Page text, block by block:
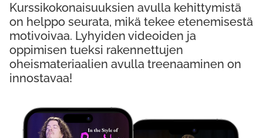
Kurssikokonaisuuksien avulla kehittymistä
on helppo seurata, mikä tekee etenemisestä
motivoivaa. Lyhyiden videoiden ja
oppimisen tueksi rakennettujen
oheismateriaalien avulla treenaaminen on
innostavaa!